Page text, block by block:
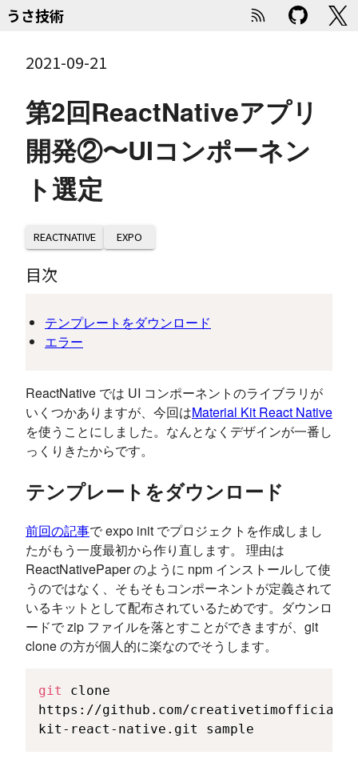
うさ技術
2021-09-21
第2回ReactNativeアプリ
開発②〜UIコンポーネン
ト選定
REACTNATIVE EXPO
目次
テンプレートをダウンロード
エラー
ReactNative では UI コンポーネントのライブラリが
いくつかありますが、今回はMaterial Kit React Native
を使うことにしました。なんとなくデザインが一番し
っくりきたからです。
テンプレートをダウンロード
前回の記事で expo init でプロジェクトを作成しまし
たがもう一度最初から作り直します。 理由は
ReactNativePaper のように npm インストールして使
うのではなく、そもそもコンポーネントが定義されて
いるキットとして配布されているためです。ダウンロ
ードで zip ファイルを落とすことができますが、git
clone の方が個人的に楽なのでそうします。
git
clone
https://github.com/creativetimofficial/
kit-react-native.git sample